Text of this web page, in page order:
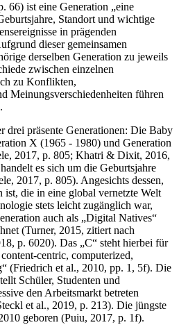
66) ist eine Generation „eine
Standort und wichtige
in prägenden
dieser gemeinsamen
derselben Generation zu jeweils
zwischen einzelnen
zu Konflikten,
Meinungsverschiedenheiten führen
drei präsente Generationen: Die Baby
X (1965 - 1980) und Generation
2017, p. 805; Khatri & Dixit, 2016,
es sich um die Geburtsjahre
2017, p. 805). Angesichts dessen,
ist, die in eine global vernetzte Welt
stets leicht zugänglich war,
auch als „Digital Natives“
(Turner, 2015, zitiert nach
p. 6020). Das „C“ steht hierbei für
centric, computerized,
(Friedrich et al., 2010, pp. 1, 5f). Die
Schüler, Studenten und
den Arbeitsmarkt betreten
et al., 2019, p. 213). Die jüngste
geboren (Puiu, 2017, p. 1f).